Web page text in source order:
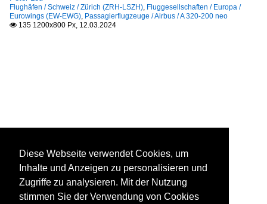
Flughäfen / Schweiz / Zürich (ZRH-LSZH), Fluggesellschaften / Europa /
Eurowings (EW-EWG), Passagierflugzeuge / Airbus / A 320-200 neo
 135 1200x800 Px, 12.03.2024
Diese Webseite verwendet Cookies, um
Inhalte und Anzeigen zu personalisieren und
Zugriffe zu analysieren. Mit der Nutzung
stimmen Sie der Verwendung von Cookies